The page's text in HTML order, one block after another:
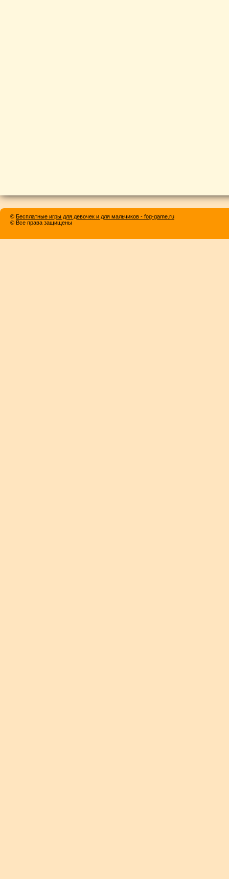
© Бесплатные игры для девочек и для мальчиков - fog-game.ru
© Все права защищены